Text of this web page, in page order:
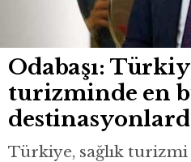
Odabaşı:
turizminde en
Türkiye, sağlık